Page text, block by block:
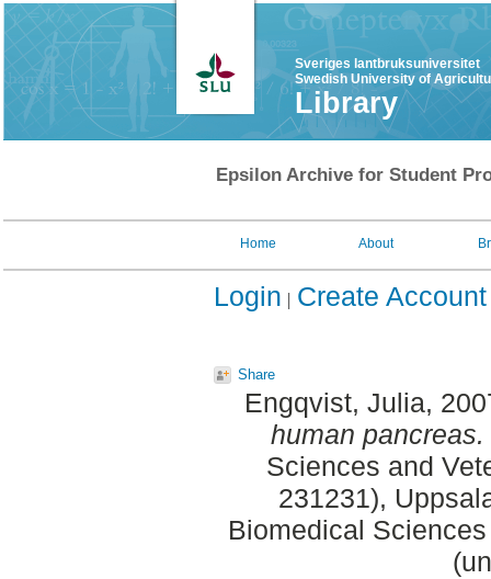
Sveriges lantbruksuniversitet
Swedish University of
Library
Epsilon Archive for Student
Home About
Login Create Account
Share
Engqvist, Julia,
human pancreas.
Sciences and
231231),
Biomedical